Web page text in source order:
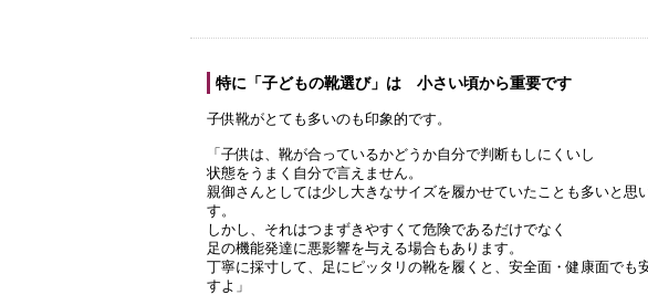
特に「子どもの靴選び」は 小さい頃から重要です
子供靴がとても多いのも印象的です。
「子供は、靴が合っているかどうか自分で判断もしにくいし
状態をうまく自分で言えません。
親御さんとしては少し大きなサイズを履かせていたことも多いと思
す。
しかし、それはつまずきやすくて危険であるだけでなく
足の機能発達に悪影響を与える場合もあります。
丁寧に採寸して、足にピッタリの靴を履くと、安全面・健康面でも
すよ」